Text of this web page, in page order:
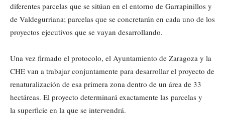
diferentes parcelas que se sitúan en el entorno de Garrapinillos y
de Valdegurriana; parcelas que se concretarán en cada uno de los
proyectos ejecutivos que se vayan desarrollando.
Una vez firmado el protocolo, el Ayuntamiento de Zaragoza y la
CHE van a trabajar conjuntamente para desarrollar el proyecto de
renaturalización de esa primera zona dentro de un área de 33
hectáreas. El proyecto determinará exactamente las parcelas y
la superficie en la que se intervendrá.